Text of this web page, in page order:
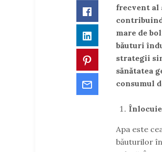
Facebook
LinkedIn
Pinterest
frecvent al
mare de
băuturi
strategii
sănătatea
consumul
Apa este
băuturilor